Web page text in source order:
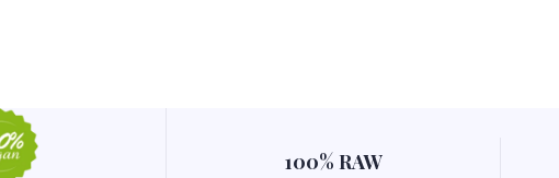
100% RAW